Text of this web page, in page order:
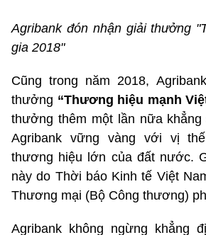
Agribank đón nhận giải thưởng
gia 2018"
Cũng trong năm 2018,
thưởng “Thương hiệu mạnh
thưởng thêm một lần nữa
Agribank vững vàng với vị
thương hiệu lớn của đất nước.
này do Thời báo Kinh tế Việt
Thương mại (Bộ Công thương)
Agribank không ngừng khẳng